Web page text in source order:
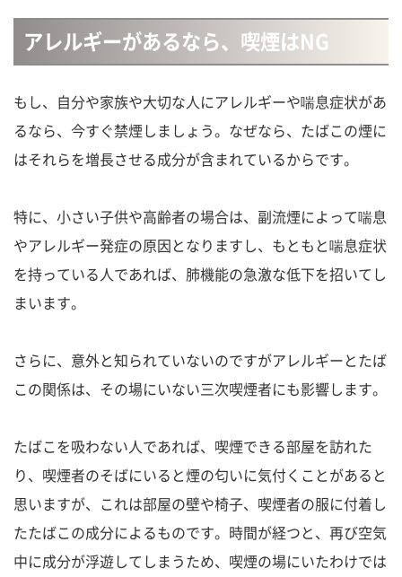
アレルギーがあるなら、喫煙はNG
もし、自分や家族や大切な人にアレルギーや喘息症状があ
るなら、今すぐ禁煙しましょう。なぜなら、たばこの煙に
はそれらを増長させる成分が含まれているからです。
特に、小さい子供や高齢者の場合は、副流煙によって喘息
やアレルギー発症の原因となりますし、もともと喘息症状
を持っている人であれば、肺機能の急激な低下を招いてし
まいます。
さらに、意外と知られていないのですがアレルギーとたば
この関係は、その場にいない三次喫煙者にも影響します。
たばこを吸わない人であれば、喫煙できる部屋を訪れた
り、喫煙者のそばにいると煙の匂いに気付くことがあると
思いますが、これは部屋の壁や椅子、喫煙者の服に付着し
たたばこの成分によるものです。時間が経つと、再び空気
中に成分が浮遊してしまうため、喫煙の場にいたわけでは